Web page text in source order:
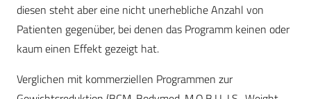
diesen steht aber eine nicht unerhebliche Anzahl von
Patienten gegenüber, bei denen das Programm keinen oder
kaum einen Effekt gezeigt hat.
Verglichen mit kommerziellen Programmen zur